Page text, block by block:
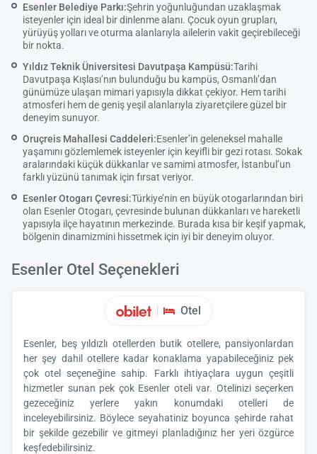
Esenler Belediye Parkı:Şehrin yoğunluğundan uzaklaşmak
isteyenler için ideal bir dinlenme alanı. Çocuk oyun grupları,
yürüyüş yolları ve oturma alanlarıyla ailelerin vakit geçirebileceği
bir nokta.
Yıldız Teknik Üniversitesi Davutpaşa Kampüsü:Tarihi
Davutpaşa Kışlası’nın bulunduğu bu kampüs, Osmanlı’dan
günümüze ulaşan mimari yapısıyla dikkat çekiyor. Hem tarihi
atmosferi hem de geniş yeşil alanlarıyla ziyaretçilere güzel bir
deneyim sunuyor.
Oruçreis Mahallesi Caddeleri:Esenler’in geleneksel mahalle
yaşamını gözlemlemek isteyenler için keyifli bir gezi rotası. Sokak
aralarındaki küçük dükkanlar ve samimi atmosfer, İstanbul’un
farklı yüzünü tanımak için fırsat veriyor.
Esenler Otogarı Çevresi:Türkiye’nin en büyük otogarlarından biri
olan Esenler Otogarı, çevresinde bulunan dükkanları ve hareketli
yapısıyla ilçe hayatının merkezinde. Burada kısa bir keşif yapmak,
bölgenin dinamizmini hissetmek için iyi bir deneyim oluyor.
Esenler Otel Seçenekleri
Otel
Esenler, beş yıldızlı otellerden butik otellere, pansiyonlardan
her şey dahil otellere kadar konaklama yapabileceğiniz pek
çok otel seçeneğine sahip. Farklı ihtiyaçlara uygun çeşitli
hizmetler sunan pek çok Esenler oteli var. Otelinizi seçerken
gezeceğiniz yerlere yakın konumdaki otelleri de
inceleyebilirsiniz. Böylece seyahatiniz boyunca şehirde rahat
bir şekilde gezebilir ve gitmeyi planladığınız her yeri özgürce
keşfedebilirsiniz.